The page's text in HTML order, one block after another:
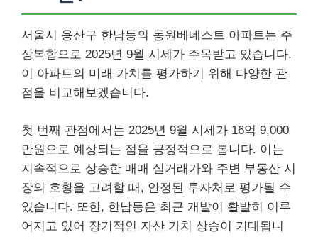
서울시 용산구 한남동의 동원베네스트 아파트는 주
상복합으로 2025년 9월 시세가 주목받고 있습니다.
이 아파트의 미래 가치를 평가하기 위해 다양한 관
점을 비교해보겠습니다.
첫 번째 관점에서는 2025년 9월 시세가 16억 9,000
만원으로 예상되는 점을 긍정적으로 봅니다. 이는
지속적으로 상승한 매매 실거래가와 주변 부동산 시
장의 호황을 고려할 때, 안정된 투자처로 평가될 수
있습니다. 또한, 한남동은 최근 개발이 활발히 이루
어지고 있어 장기적인 자산 가치 상승이 기대됩니